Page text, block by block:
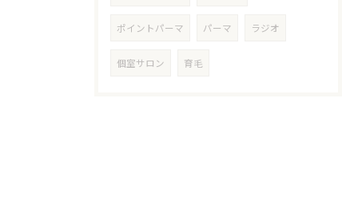
ポイントパーマ パーマ ラジオ
個室サロン 育毛